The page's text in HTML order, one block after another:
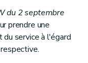
du 2 septembre
prendre une
service à l'égard